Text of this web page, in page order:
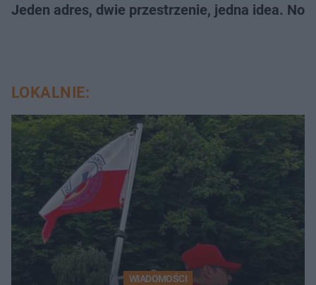
Jeden adres, dwie przestrzenie, jedna idea.
LOKALNIE:
WIADOMOŚCI